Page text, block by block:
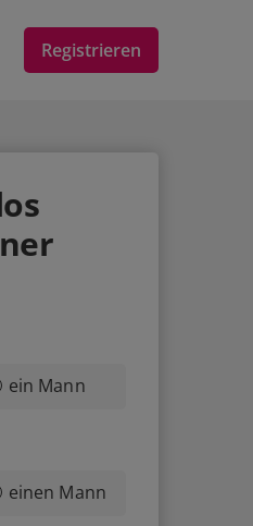
Registrieren
ein Mann
einen Mann